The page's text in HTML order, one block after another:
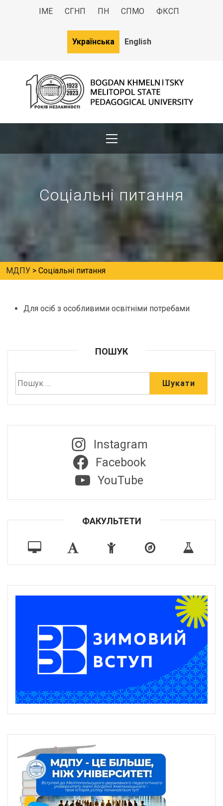
ІМЕ СГНП ПН СПМО ФКСП
Українська English
МДПУ
Соціальні питання
МДПУ > Соціальні питання
Для осіб з особливими освітніми потребами
ПОШУК
Instagram
Facebook
YouTube
ФАКУЛЬТЕТИ